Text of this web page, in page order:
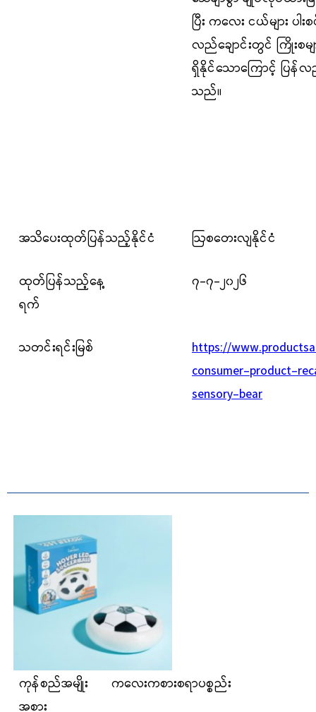
ပြီး ကလေး ငယ်များ
လည်ချောင်းတွင် ကြိုးစ
ရှိနိုင်သောကြောင့် ပြန်လ
သည်။
အသိပေးထုတ်ပြန်သည့်နိုင်ငံ ဩစတေးလျနိုင်ငံ
ထုတ်ပြန်သည့်နေ့
ရက်
၇-၇-၂၀၂၆
သတင်းရင်းမြစ်
https://
consumer-product-
sensory-bear
ကုန်စည်အမျိုး
အစား
ကလေးကစားစရာပစ္စည်း